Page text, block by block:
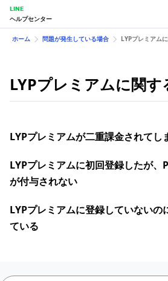
LINE
ヘルプセンター
ホーム 問題が発生している場合 LYPプレミアム
LYPプレミアムに関す
LYPプレミアムが二重課金されてし
LYPプレミアムに初回登録したが、
が付与されない
LYPプレミアムに登録していないの
ている